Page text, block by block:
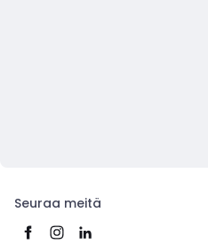
Seuraa meitä